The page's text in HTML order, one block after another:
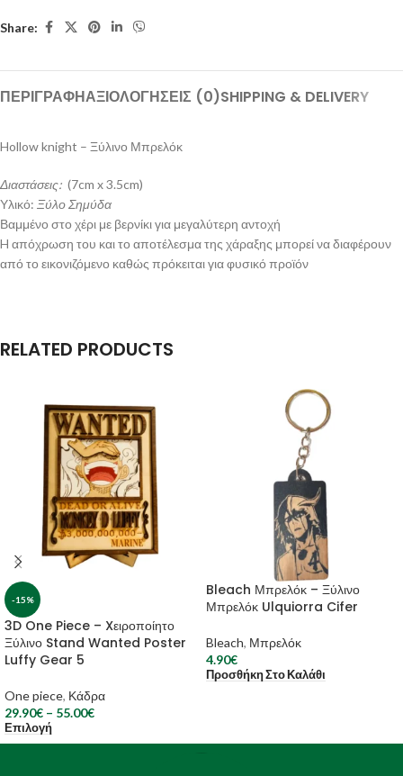
Share:
ΠΕΡΙΓΡΑΦΉΑΞΙΟΛΟΓΉΣΕΙΣ (0)SHIPPING & DELIVERY
Hollow knight – Ξύλινο Μπρελόκ
Διαστάσεις: (7cm x 3.5cm)
Υλικό: Ξύλο Σημύδα
Βαμμένο στο χέρι με βερνίκι για μεγαλύτερη αντοχή
H απόχρωση του και το αποτέλεσμα της χάραξης μπορεί να διαφέρουν
από το εικονιζόμενο καθώς πρόκειται για φυσικό προϊόν
RELATED PRODUCTS
-15%
3D One Piece – Xειροποίητο
Ξύλινο Stand Wanted Poster
Luffy Gear 5
One piece, Κάδρα
29.90€ – 55.00€
Επιλογή
Bleach Μπρελόκ – Ξύλινο
Μπρελόκ Ulquiorra Cifer
Bleach, Μπρελόκ
4.90€
Προσθήκη Στο Καλάθι